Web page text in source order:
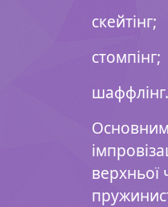
скейтінг;
стомпінг;
шаффлінг.
верхньої